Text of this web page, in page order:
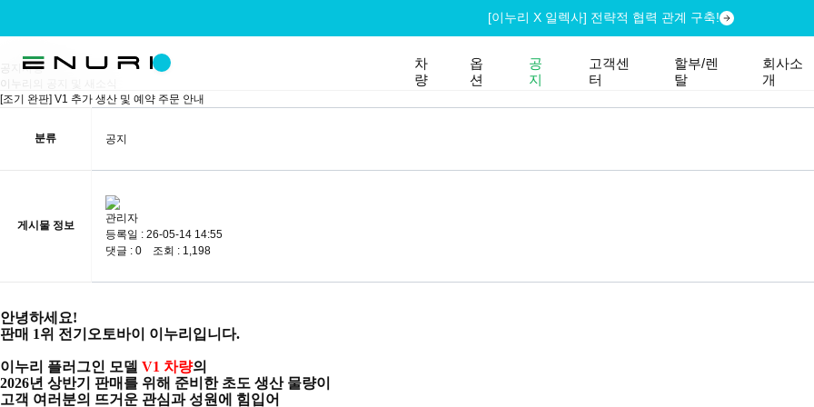
[이누리 X 일렉사] 전략적 협력 관계 구축!
차
량
옵
션
공
지
고객센
터
할부/렌
탈
회사소
개
공지사항
이누리의 공지 및 새소식
[조기 완판] V1 추가 생산 및 예약 주문 안내
분류 공지
게시물 정보
관리자
등록일 : 26-05-14 14:55
댓글 : 0 조회 : 1,198
안녕하세요!
판매 1위 전기오토바이 이누리입니다.
이누리 플러그인 모델 V1 차량의
2026년 상반기 판매를 위해 준비한 초도 생산 물량이
고객 여러분의 뜨거운 관심과 성원에 힘입어